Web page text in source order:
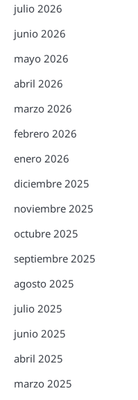
julio 2026
junio 2026
mayo 2026
abril 2026
marzo 2026
febrero 2026
enero 2026
diciembre 2025
noviembre 2025
octubre 2025
septiembre 2025
agosto 2025
julio 2025
junio 2025
abril 2025
marzo 2025